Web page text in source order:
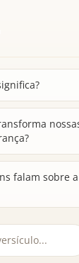
falam sobre